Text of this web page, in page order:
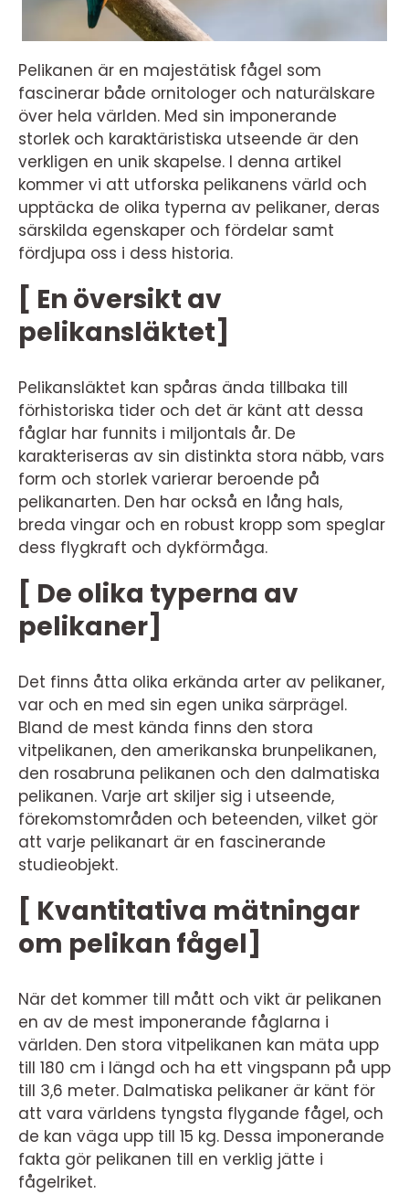
Pelikanen är en majestätisk fågel som
fascinerar både ornitologer och naturälskare
över hela världen. Med sin imponerande
storlek och karaktäristiska utseende är den
verkligen en unik skapelse. I denna artikel
kommer vi att utforska pelikanens värld och
upptäcka de olika typerna av pelikaner, deras
särskilda egenskaper och fördelar samt
fördjupa oss i dess historia.
[ En översikt av
pelikansläktet]
Pelikansläktet kan spåras ända tillbaka till
förhistoriska tider och det är känt att dessa
fåglar har funnits i miljontals år. De
karakteriseras av sin distinkta stora näbb, vars
form och storlek varierar beroende på
pelikanarten. Den har också en lång hals,
breda vingar och en robust kropp som speglar
dess flygkraft och dykförmåga.
[ De olika typerna av
pelikaner]
Det finns åtta olika erkända arter av pelikaner,
var och en med sin egen unika särprägel.
Bland de mest kända finns den stora
vitpelikanen, den amerikanska brunpelikanen,
den rosabruna pelikanen och den dalmatiska
pelikanen. Varje art skiljer sig i utseende,
förekomstområden och beteenden, vilket gör
att varje pelikanart är en fascinerande
studieobjekt.
[ Kvantitativa mätningar
om pelikan fågel]
När det kommer till mått och vikt är pelikanen
en av de mest imponerande fåglarna i
världen. Den stora vitpelikanen kan mäta upp
till 180 cm i längd och ha ett vingspann på upp
till 3,6 meter. Dalmatiska pelikaner är känt för
att vara världens tyngsta flygande fågel, och
de kan väga upp till 15 kg. Dessa imponerande
fakta gör pelikanen till en verklig jätte i
fågelriket.